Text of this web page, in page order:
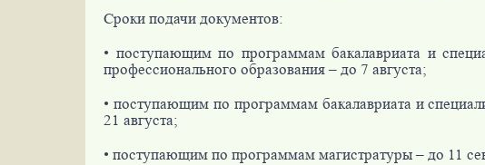
Сроки подачи документов:
• поступающим по программам бакалавриата и
профессионального образования – до 7 августа;
• поступающим по программам бакалавриата и
21 августа;
• поступающим по программам магистратуры – до 11